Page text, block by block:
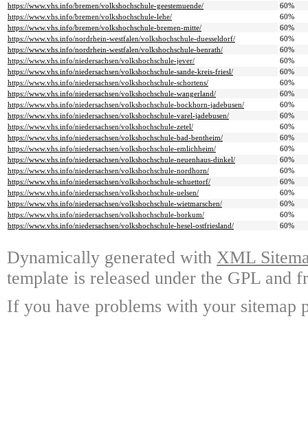
https://www.vhs.info/bremen/volkshochschule-geestemuende/
60%
https://www.vhs.info/bremen/volkshochschule-lehe/
60%
https://www.vhs.info/bremen/volkshochschule-bremen-mitte/
60%
https://www.vhs.info/nordrhein-westfalen/volkshochschule-duesseldorf/
60%
https://www.vhs.info/nordrhein-westfalen/volkshochschule-benrath/
60%
https://www.vhs.info/niedersachsen/volkshochschule-jever/
60%
https://www.vhs.info/niedersachsen/volkshochschule-sande-kreis-friesl/
60%
https://www.vhs.info/niedersachsen/volkshochschule-schortens/
60%
https://www.vhs.info/niedersachsen/volkshochschule-wangerland/
60%
https://www.vhs.info/niedersachsen/volkshochschule-bockhorn-jadebusen/
60%
https://www.vhs.info/niedersachsen/volkshochschule-varel-jadebusen/
60%
https://www.vhs.info/niedersachsen/volkshochschule-zetel/
60%
https://www.vhs.info/niedersachsen/volkshochschule-bad-bentheim/
60%
https://www.vhs.info/niedersachsen/volkshochschule-emlichheim/
60%
https://www.vhs.info/niedersachsen/volkshochschule-neuenhaus-dinkel/
60%
https://www.vhs.info/niedersachsen/volkshochschule-nordhorn/
60%
https://www.vhs.info/niedersachsen/volkshochschule-schuettorf/
60%
https://www.vhs.info/niedersachsen/volkshochschule-uelsen/
60%
https://www.vhs.info/niedersachsen/volkshochschule-wietmarschen/
60%
https://www.vhs.info/niedersachsen/volkshochschule-borkum/
60%
https://www.vhs.info/niedersachsen/volkshochschule-hesel-ostfriesland/
60%
Dynamically generated with XML
template is released under the GPL and
If you have problems with your sitemap